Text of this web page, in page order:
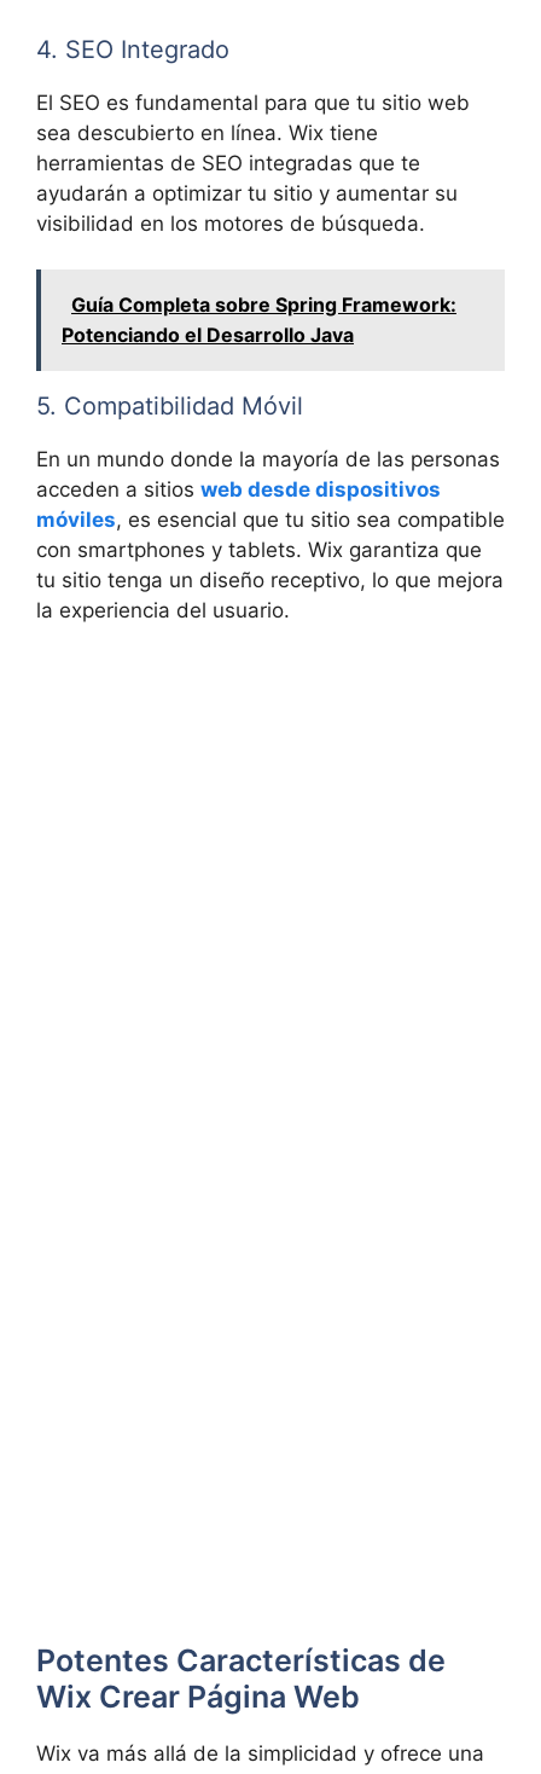
4. SEO Integrado
El SEO es fundamental para que tu sitio web
sea descubierto en línea. Wix tiene
herramientas de SEO integradas que te
ayudarán a optimizar tu sitio y aumentar su
visibilidad en los motores de búsqueda.
Guía Completa sobre Spring Framework:
Potenciando el Desarrollo Java
5. Compatibilidad Móvil
En un mundo donde la mayoría de las personas
acceden a sitios web desde dispositivos
móviles, es esencial que tu sitio sea compatible
con smartphones y tablets. Wix garantiza que
tu sitio tenga un diseño receptivo, lo que mejora
la experiencia del usuario.
Potentes Características de
Wix Crear Página Web
Wix va más allá de la simplicidad y ofrece una